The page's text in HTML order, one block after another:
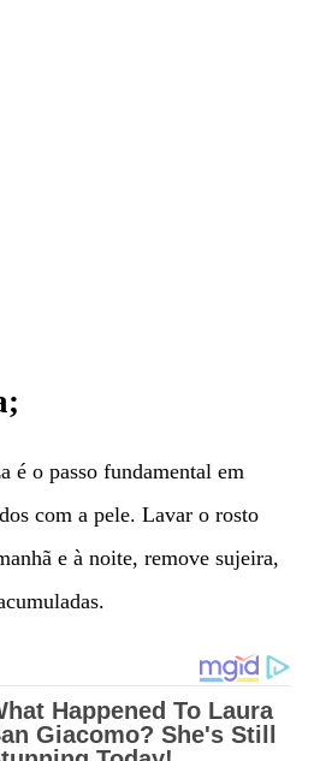
é o passo fundamental em
com a pele. Lavar o rosto
e à noite, remove sujeira,